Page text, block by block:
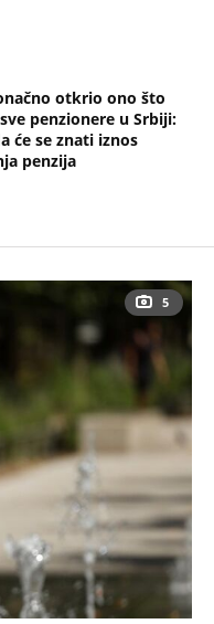
otkrio ono što
penzionere u Srbiji:
će se znati iznos
penzija
5